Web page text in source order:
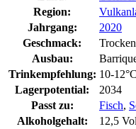
Region:
Jahrgang:
2020
Geschmack:
Trocken
Ausbau:
Trinkempfehlung: 10-12°C
Lagerpotential:
2034
Passt zu:
Fisch,
Alkoholgehalt:
12,5